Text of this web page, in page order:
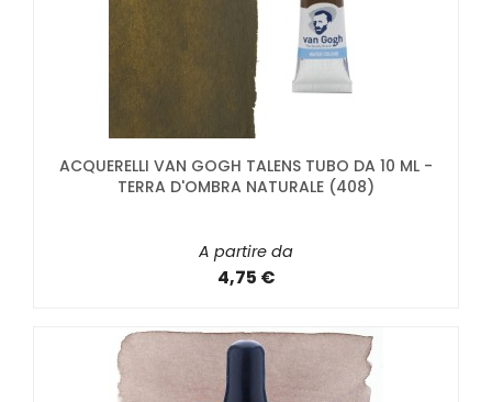
ACQUERELLI VAN GOGH TALENS TUBO DA 10 ML -
TERRA D'OMBRA NATURALE (408)
A partire da
4,75 €